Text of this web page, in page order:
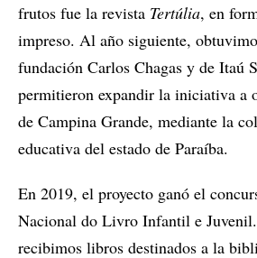
frutos fue la revista Tertúlia, en
impreso. Al año siguiente,
fundación Carlos Chagas y de Itaú
permitieron expandir la iniciativa a
de Campina Grande, mediante la
educativa del estado de Paraíba.
En 2019, el proyecto ganó el
Nacional do Livro Infantil e
recibimos libros destinados a la